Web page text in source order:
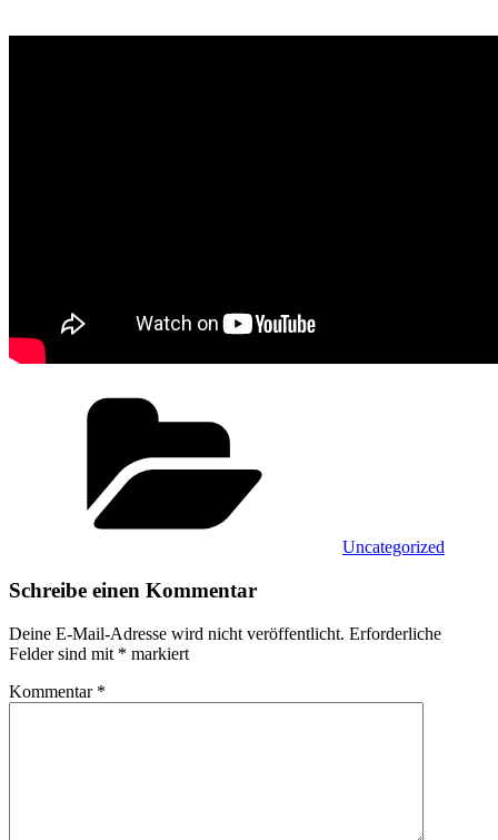
Uncategorized
Schreibe einen Kommentar
Deine E-Mail-Adresse wird nicht veröffentlicht. Erforderliche
Felder sind mit * markiert
Kommentar *